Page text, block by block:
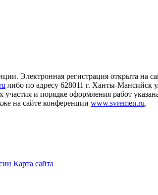
Электронная регистрация открыта на
либо по адресу 628011 г. Ханты-Мансийск
и порядке оформления работ
на сайте конференции www.svremen.ru.
Карта сайта